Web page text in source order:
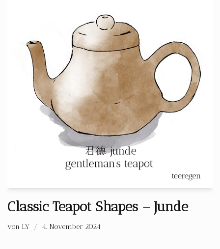
Classic Teapot Shapes – Junde
von LY 4. November 2024